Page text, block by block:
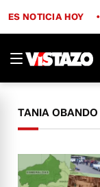
ES NOTICIA HOY
TANIA OBANDO